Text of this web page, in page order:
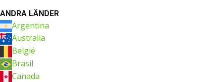
ANDRA LÄNDER
Argentina
Australia
België
Brasil
Canada